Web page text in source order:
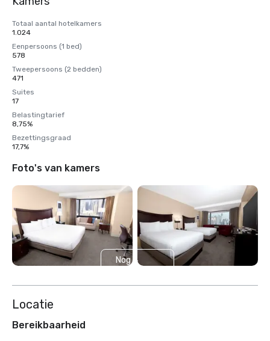
Totaal aantal hotelkamers
1.024
Eenpersoons (1 bed)
578
Tweepersoons (2 bedden)
471
Suites
17
Belastingtarief
8,75%
Bezettingsgraad
17,7%
Foto's van kamers
Nog 4
Locatie
Bereikbaarheid